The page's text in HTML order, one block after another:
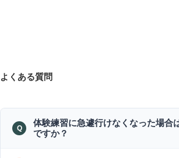
よくある質問
体験練習に急遽行けなくなった場合
ですか？